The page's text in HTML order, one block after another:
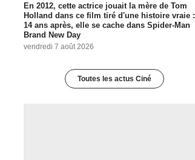
En 2012, cette actrice jouait la mère de Tom
Holland dans ce film tiré d'une histoire vraie :
14 ans après, elle se cache dans Spider-Man
Brand New Day
vendredi 7 août 2026
Toutes les actus Ciné